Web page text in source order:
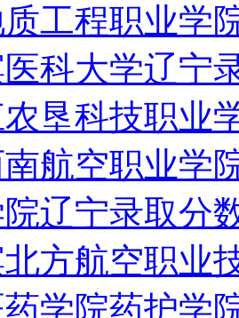
工程职业学
科大学辽宁
垦科技职业
南航空职业学
辽宁录取分
方航空职业
学院药护学